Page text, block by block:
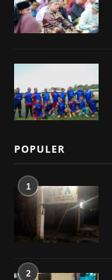
POPULER
1
2